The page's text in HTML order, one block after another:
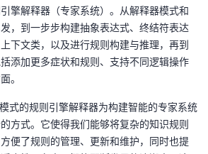
擎解释器（专家系统）。从解释器模式和
，到一步步构建抽象表达式、终结符表达
下文类，以及进行规则构建与推理，再到
添加更多症状和规则、支持不同逻辑操作
。
式的规则引擎解释器为构建智能的专家系统
方式。它使得我们能够将复杂的知识规则
便了规则的管理、更新和维护，同时也提